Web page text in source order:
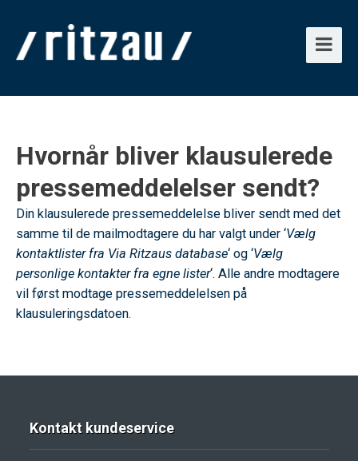
Hvornår bliver klausulerede
pressemeddelelser sendt?
Din klausulerede pressemeddelelse bliver sendt med det
samme til de mailmodtagere du har valgt under ‘Vælg
kontaktlister fra Via Ritzaus database‘ og ‘Vælg
personlige kontakter fra egne lister‘. Alle andre modtagere
vil først modtage pressemeddelelsen på
klausuleringsdatoen.
Kontakt kundeservice